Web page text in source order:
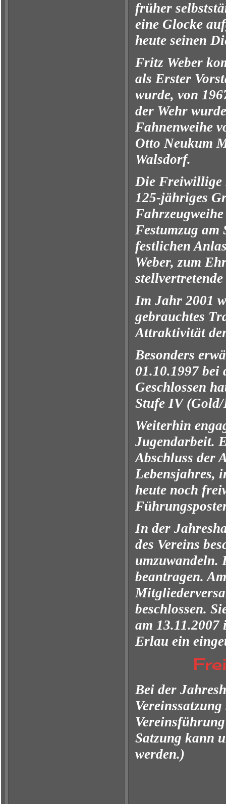
früher
eine Glocke
heute seinen
Fritz Weber
als Erster
wurde, von
der Wehr
Fahnenweihe
Otto Neukum
Walsdorf.
Die Freiwillige
125-jähriges
Festumzug am
festlichen
Weber, zum
Im Jahr 2001
gebrauchtes
Attraktivität
Besonders
01.10.1997bei
Geschlossen
Stufe IV
Weiterhin
Jugendarbeit.
Abschluss der
Lebensjahres,
heute noch
In der
des Vereins
umzuwandeln.
beantragen.
beschlossen.
am
Erlau ein
Bei der
Satzung kann
werden.)